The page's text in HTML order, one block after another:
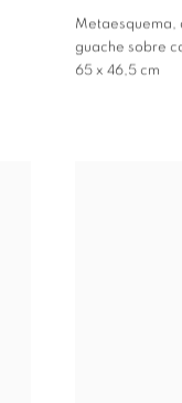
Metaesquema,
guache sobre
65 x 46,5 cm